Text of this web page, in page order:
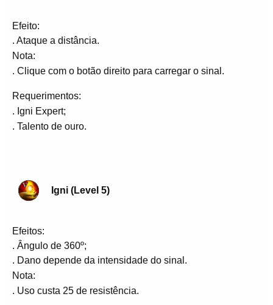
Efeito:
. Ataque a distância.
Nota:
. Clique com o botão direito para carregar o sinal.
Requerimentos:
. Igni Expert;
. Talento de ouro.
Igni (Level 5)
Efeitos:
. Ângulo de 360º;
. Dano depende da intensidade do sinal.
Nota:
. Uso custa 25 de resistência.